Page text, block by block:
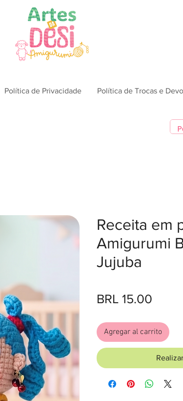
Política de Privacidade Política de Trocas e
Receita em
Amigurumi
Jujuba
BRL 15.00
Agregar al carrito